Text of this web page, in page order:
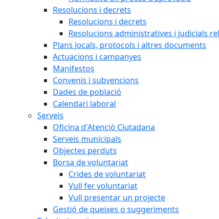
Resolucions i decrets
Resolucions i decrets
Resolucions administratives i judicials
Plans locals, protocols i altres documents
Actuacions i campanyes
Manifestos
Convenis i subvencions
Dades de població
Calendari laboral
Serveis
Oficina d'Atenció Ciutadana
Serveis municipals
Objectes perduts
Borsa de voluntariat
Crides de voluntariat
Vull fer voluntariat
Vull presentar un projecte
Gestió de queixes o suggeriments